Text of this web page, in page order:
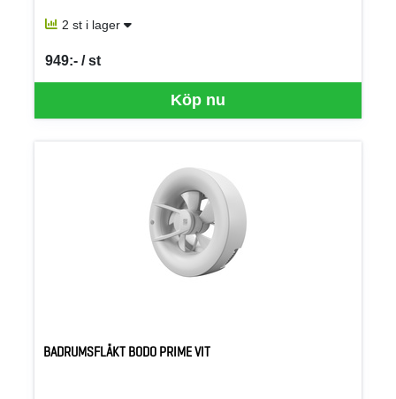
2 st i lager
Köp nu
949:- / st
SEK per ST
BADRUMSFLÄKT BODO PRIME VIT